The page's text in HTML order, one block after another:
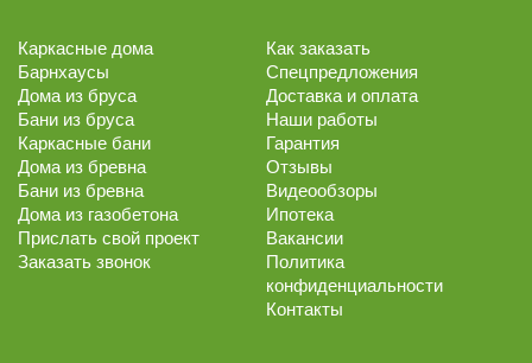
Каркасные дома
Барнхаусы
Дома из бруса
Бани из бруса
Каркасные бани
Дома из бревна
Бани из бревна
Дома из газобетона
Прислать свой проект
Заказать звонок
Как заказать
Спецпредложения
Доставка и оплата
Наши работы
Гарантия
Отзывы
Видеообзоры
Ипотека
Вакансии
Политика
конфиденциальности
Контакты